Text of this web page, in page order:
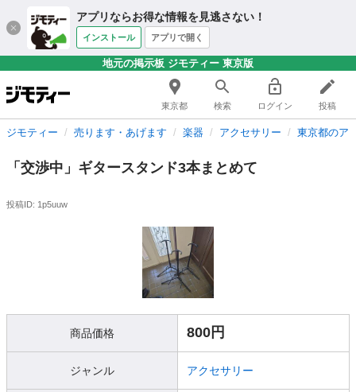
アプリならお得な情報を見逃さない！
インストール アプリで開く
地元の掲示板 ジモティー 東京版
東京都 検索 ログイン 投稿
ジモティー 売ります・あげます 楽器 アクセサリー 東京都のア
「交渉中」ギタースタンド3本まとめて
投稿ID: 1p5uuw
商品価格 800円
ジャンル アクセサリー